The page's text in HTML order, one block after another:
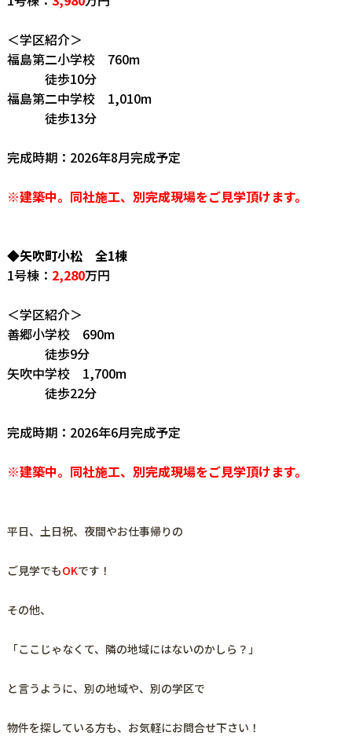
＜学区紹介＞
福島第二小学校 760m
徒歩10分
福島第二中学校 1,010m
徒歩13分
完成時期：2026年8月完成予定
※建築中。同社施工、別完成現場をご見学頂けます。
◆矢吹町小松 全1棟
1号棟： 2,280万円
＜学区紹介＞
善郷小学校 690m
徒歩9分
矢吹中学校 1,700m
徒歩22分
完成時期：2026年6月完成予定
※建築中。同社施工、別完成現場をご見学頂けます。
平日、土日祝、夜間やお仕事帰りの
ご見学でもOKです！
その他、
「ここじゃなくて、隣の地域にはないのかしら？」
と言うように、 別の地域や、別の学区で
物件を探している方も、お気軽にお問合せ下さい！